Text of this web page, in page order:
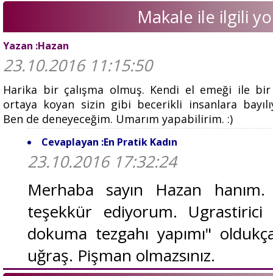
Makale ile ilgili
Yazan :Hazan
23.10.2016 11:15:50
Harika bir çalışma olmuş. Kendi el emeği ile
ortaya koyan sizin gibi becerikli insanlara
Ben de deneyeceğim. Umarım yapabilirim. :)
Cevaplayan :En Pratik Kadın
23.10.2016 17:32:24
Merhaba sayın Hazan
teşekkür ediyorum.
dokuma tezgahı yapımı"
uğraş. Pişman olmazsınız.